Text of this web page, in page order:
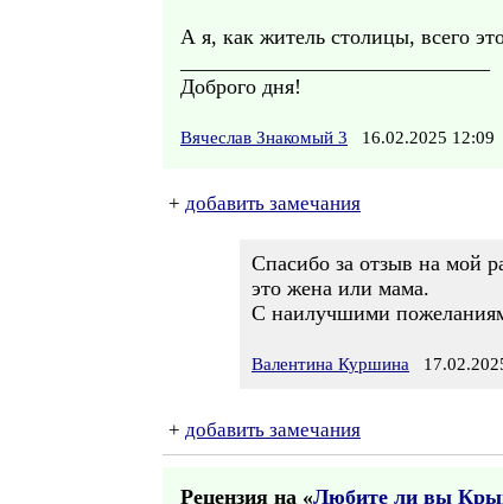
А я, как житель столицы, всего
Доброго дня!
Вячеслав Знакомый 3 16.02.2025 12:09
+ добавить замечания
Спасибо за отзыв на мой
это жена или мама.
С наилучшими
Валентина Куршина
+ добавить замечания
Рецензия на «Любите ли вы